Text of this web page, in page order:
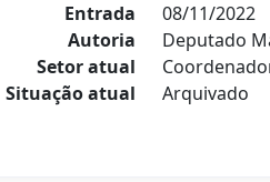
Entrada
08/11/2022
Autoria
Deputado
Setor atual
Situação atual
Arquivado